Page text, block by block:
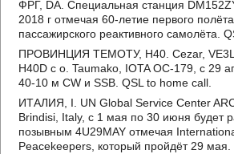
ФРГ, DA. Специальная станция
2018 г отмечая 60-летие первого
пассажирского реактивного самолёта.
ПРОВИНЦИЯ ТЕМОТУ, H40. Cezar,
H40D с о. Taumako, IOTA OC-179, с 29
40-10 м CW и SSB. QSL to home call.
ИТАЛИЯ, I. UN Global Service Center
Brindisi, Italy, с 1 мая по 30 июня будет
позывным 4U29MAY отмечая
Peacekeepers, который пройдёт 29 мая.